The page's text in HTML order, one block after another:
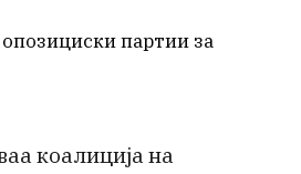
опозициски партии за
коалиција на